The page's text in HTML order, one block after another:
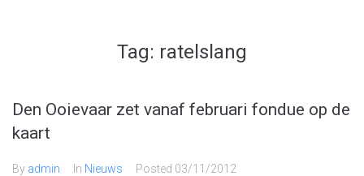
Tag: ratelslang
Den Ooievaar zet vanaf februari fondue op de
kaart
By admin In Nieuws Posted 03/11/2012